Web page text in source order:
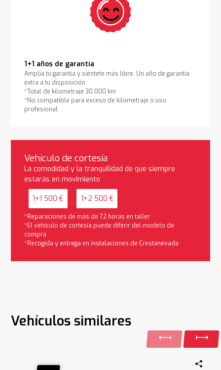
1+1 años de garantía
Amplía tu garantía y siéntete más libre. Un año de garantía
extra a tu disposición.
*Total de kilometraje 30.000 km
*No compatible para exceso de kilometraje o uso
profesional
Vehículo de cortesía
La comodidad y la tranquilidad de que siempre
estarás en movimiento
1+1 500 € 1+2 500 €
*Reparaciones de más de 72 horas en taller
*El vehículo de cortesía puede diferir del modelo de
compra
*Recogida y entrega en instalaciones de Crestanevada
Vehículos similares